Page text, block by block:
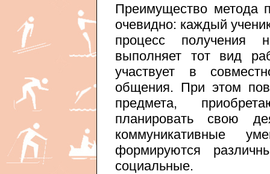
Преимущество метода
очевидно: каждый
процесс получения
выполняет тот вид
участвует в
общения. При этом
предмета,
планировать свою
коммуникативные
формируются
социальные.